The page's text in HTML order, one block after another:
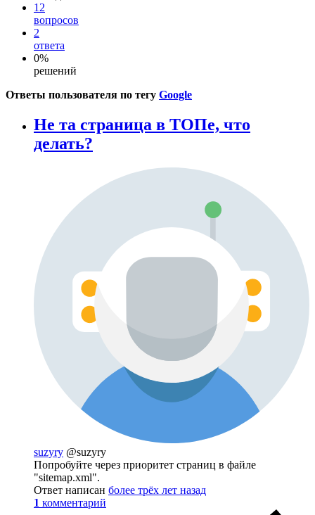
12
вопросов
2
ответа
0%
решений
Ответы пользователя по тегу Google
Не та страница в ТОПе, что
делать?
suzyry @suzyry
Попробуйте через приоритет страниц в файле
"sitemap.xml".
Ответ написан более трёх лет назад
1 комментарий